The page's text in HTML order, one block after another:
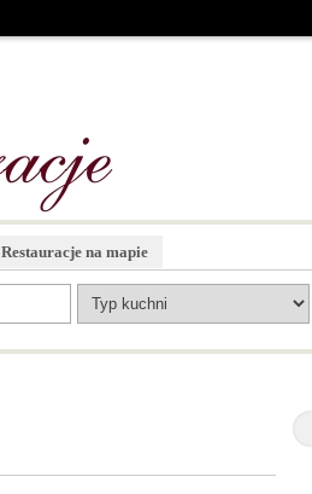
Restauracje na mapie